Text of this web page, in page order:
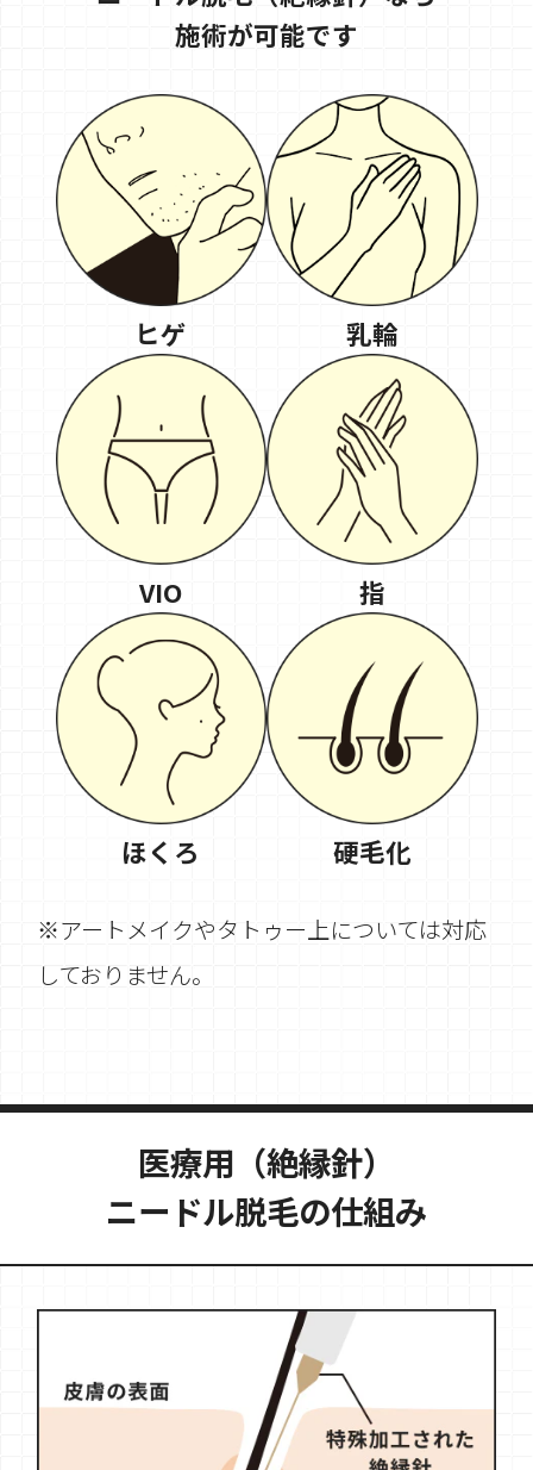
施術が可能です
ヒゲ 乳輪
VIO 指
ほくろ 硬毛化
※アートメイクやタトゥー上については対応
しておりません。
医療用（絶縁針）
ニードル脱毛の仕組み